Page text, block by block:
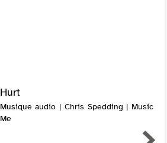
Hurt
Musique audio | Chris Spedding | Music
Me